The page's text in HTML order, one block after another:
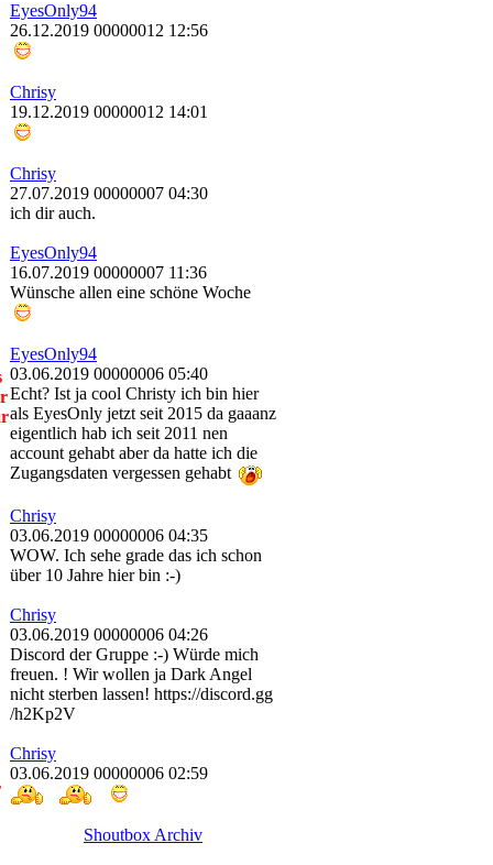
EyesOnly94
26.12.2019 00000012 12:56
Chrisy
19.12.2019 00000012 14:01
Chrisy
27.07.2019 00000007 04:30
ich dir auch.
EyesOnly94
16.07.2019 00000007 11:36
Wünsche allen eine schöne Woche
EyesOnly94
03.06.2019 00000006 05:40
Echt? Ist ja cool Christy ich bin hier
als EyesOnly jetzt seit 2015 da gaaanz
eigentlich hab ich seit 2011 nen
account gehabt aber da hatte ich die
Zugangsdaten vergessen gehabt
Chrisy
03.06.2019 00000006 04:35
WOW. Ich sehe grade das ich schon
über 10 Jahre hier bin :-)
Chrisy
03.06.2019 00000006 04:26
Discord der Gruppe :-) Würde mich
freuen. ! Wir wollen ja Dark Angel
nicht sterben lassen! https://discord.gg
/h2Kp2V
Chrisy
03.06.2019 00000006 02:59
Shoutbox Archiv